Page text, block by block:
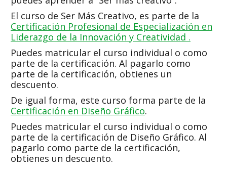
El curso de Ser Más Creativo, es parte de la
Certificación Profesional de Especialización en
Liderazgo de la Innovación y Creatividad .
Puedes matricular el curso individual o como
parte de la certificación. Al pagarlo como
parte de la certificación, obtienes un
descuento.
De igual forma, este curso forma parte de la
Certificación en Diseño Gráfico.
Puedes matricular el curso individual o como
parte de la certificación de Diseño Gráfico. Al
pagarlo como parte de la certificación,
obtienes un descuento.